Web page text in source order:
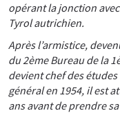
opérant la jonction
Tyrol autrichien.
Après l’armistice,
du 2ème Bureau de la
devient chef des
général en 1954, il est
ans avant de prendre